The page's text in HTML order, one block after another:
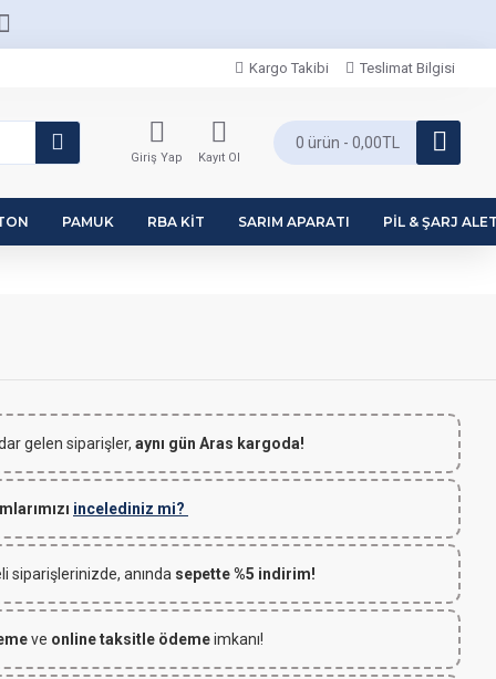
Kargo Takibi Teslimat Bilgisi
Giriş Yap Kayıt Ol
0 ürün - 0,00TL
PAMUK RBA KIT SARIM APARATI PIL & ŞARJ
gelen siparişler, aynı gün Aras kargoda!
incelediniz mi?
siparişlerinizde, anında sepette %5 indirim!
ve online taksitle ödemeimkanı!